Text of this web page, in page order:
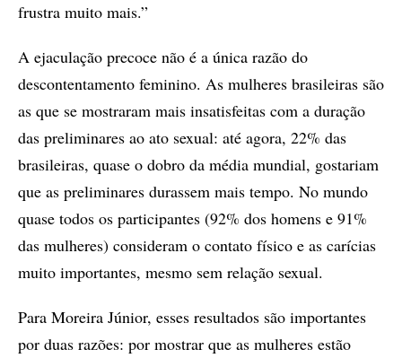
frustra muito mais.”
A ejaculação precoce não é a única razão do
descontentamento feminino. As mulheres brasileiras são
as que se mostraram mais insatisfeitas com a duração
das preliminares ao ato sexual: até agora, 22% das
brasileiras, quase o dobro da média mundial, gostariam
que as preliminares durassem mais tempo. No mundo
quase todos os participantes (92% dos homens e 91%
das mulheres) consideram o contato físico e as carícias
muito importantes, mesmo sem relação sexual.
Para Moreira Júnior, esses resultados são importantes
por duas razões: por mostrar que as mulheres estão